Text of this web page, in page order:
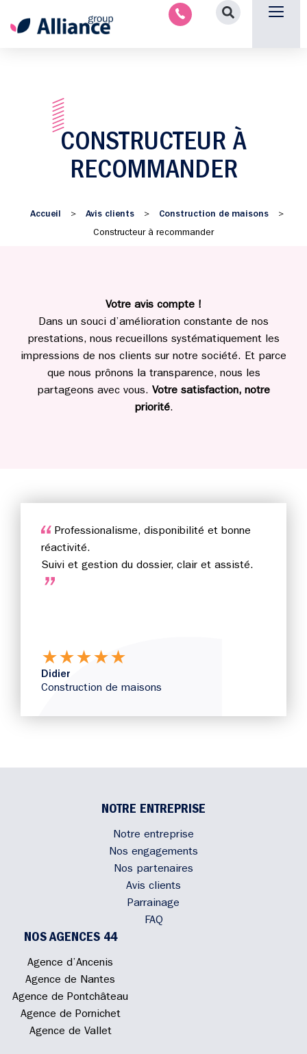
CONSTRUCTEUR À
RECOMMANDER
Accueil > Avis clients > Construction de maisons >
Constructeur à recommander
Votre avis compte !
Dans un souci d’amélioration constante de nos
prestations, nous recueillons systématiquement les
impressions de nos clients sur notre société. Et parce
que nous prônons la transparence, nous les
partageons avec vous. Votre satisfaction, notre
priorité.
Professionalisme, disponibilité et bonne
réactivité.
Suivi et gestion du dossier, clair et assisté.
★★★★★
Didier
Construction de maisons
NOTRE ENTREPRISE
Notre entreprise
Nos engagements
Nos partenaires
Avis clients
Parrainage
FAQ
NOS AGENCES 44
Agence d’Ancenis
Agence de Nantes
Agence de Pontchâteau
Agence de Pornichet
Agence de Vallet